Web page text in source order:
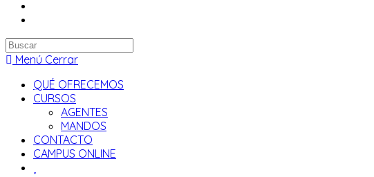
Buscar
en
web
Menú Cerrar
QUÉ OFRECEMOS
CURSOS
AGENTES
MANDOS
CONTACTO
CAMPUS ONLINE